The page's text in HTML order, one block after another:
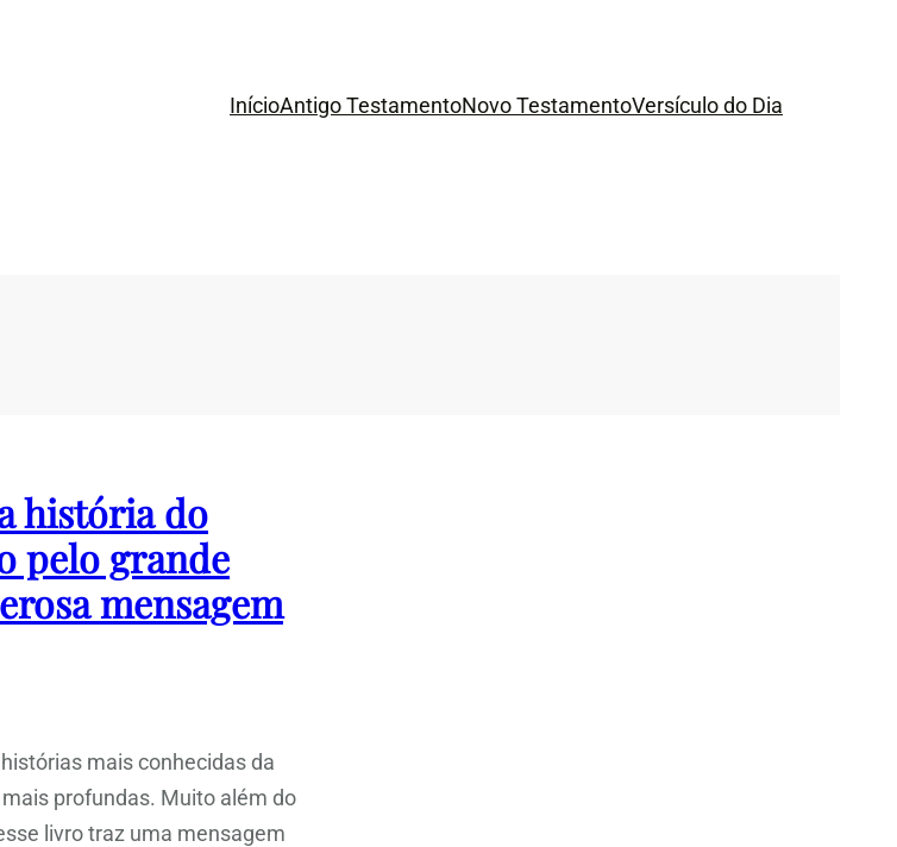
InícioAntigo TestamentoNovo TestamentoVersículo do Dia
história do
pelo grande
mensagem
mais conhecidas da
profundas. Muito além do
livro traz uma mensagem